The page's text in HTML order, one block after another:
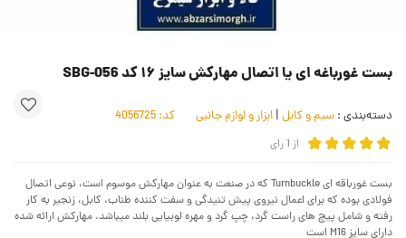
بست غورباغه ای یا اتصال مهارکش سایز ۱۶ کد SBG-056
دسته‌بندی : سیم و کابل | ابزار و لوازم جانبی کد:
از 1رای
بست غورباقه ای Turnbuckle که در صنعت به عنوان مهارکش موسوم است، نوعی اتصال
فولادی بوده که برای اعمال نیروی پیش تنیدگی و سفت کننده طناب، کابل، زنجیر به کار
رفته و شامل پیچ های راست گرد، چپ گرد و مهره لوبیایی بلند میباشد. مهارکش ارائه شده
دارای سایز M16 است